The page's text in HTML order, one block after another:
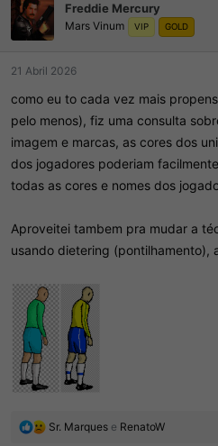
õ
e
s
Freddie Mercury
Mars Vinum VIP GOLD
21 Abril 2026
como eu to cada vez mais
pelo menos), fiz uma consulta
imagem e marcas, as cores dos
dos jogadores poderiam
todas as cores e nomes dos
Aproveitei tambem pra mudar a
usando dietering (pontilhamento),
R
Sr. Marques e RenatoW